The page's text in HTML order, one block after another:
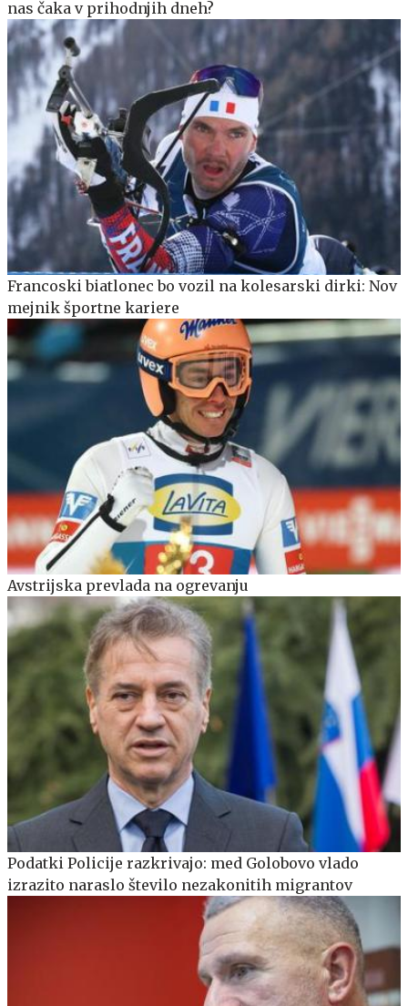
nas čaka v prihodnjih dneh?
Francoski biatlonec bo vozil na kolesarski dirki: Nov
mejnik športne kariere
Avstrijska prevlada na ogrevanju
Podatki Policije razkrivajo: med Golobovo vlado
izrazito naraslo število nezakonitih migrantov